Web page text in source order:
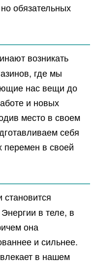
обязательных
возникать
где мы
нас вещи до
и новых
место в своем
себя
в своей
становится
в теле, в
она
и сильнее.
в нашем